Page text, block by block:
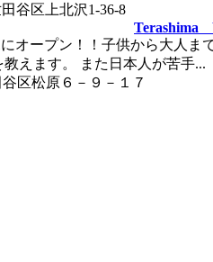
谷区上北沢1-36-8
オープン！！子供から大人
えます。 また日本人が苦手...
区松原６－９－１７